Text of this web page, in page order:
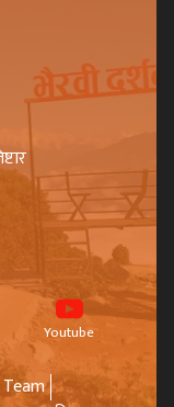
Youtube